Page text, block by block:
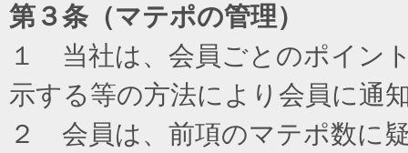
第３条（マテポの管理）
１ 当社は、会員ごとのポイン
示する等の方法により会員に通
２ 会員は、前項のマテポ数に